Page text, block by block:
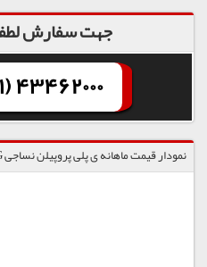
جهت سفارش
43462000
نمودار قیمت ماهانه ی پلی پروپیلن نساجی F30G / پتروشیمی مارون